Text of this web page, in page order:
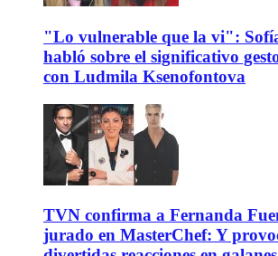
"Lo vulnerable que la vi":
habló sobre el significativo
con Ludmila Ksenofontova
TVN confirma a Fernanda
jurado en MasterChef: Y